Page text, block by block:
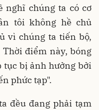
nghĩ chúng ta có cơ
tôi không hề chủ
vì chúng ta tiến bộ,
điểm này, bóng
tục bị ảnh hưởng bởi
phức tạp".
đều đang phải tạm